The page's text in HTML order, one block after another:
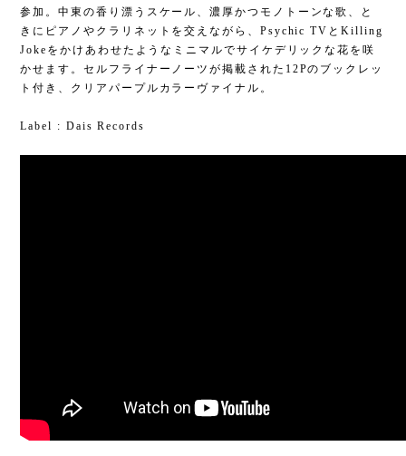
参加。中東の香り漂うスケール、濃厚かつモノトーンな歌、と
きにピアノやクラリネットを交えながら、Psychic TVとKilling
Jokeをかけあわせたようなミニマルでサイケデリックな花を咲
かせます。セルフライナーノーツが掲載された12Pのブックレッ
ト付き、クリアパープルカラーヴァイナル。
Label : Dais Records